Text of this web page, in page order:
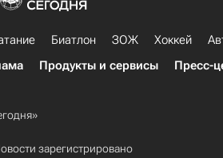
Биатлон ЗОЖ Хоккей
Продукты и сервисы Пресс-
зарегистрировано